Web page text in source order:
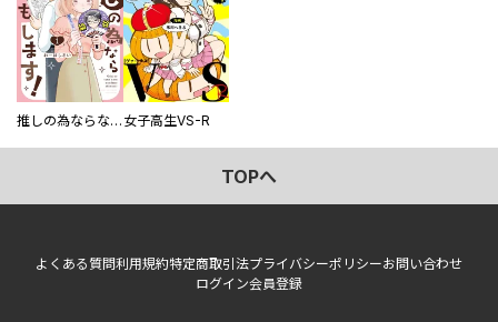
推しの為ならなんでもします！ 女子高生VS-R
TOPへ
よくある質問利用規約特定商取引法プライバシーポリシーお問い合わせ
ログイン会員登録